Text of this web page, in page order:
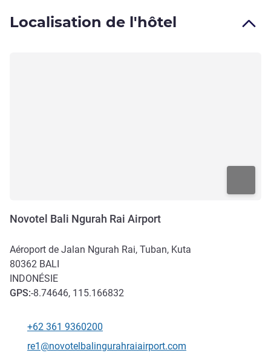
Localisation de l'hôtel
Novotel Bali Ngurah Rai Airport
Aéroport de Jalan Ngurah Rai, Tuban, Kuta
80362 BALI
INDONÉSIE
GPS:-8.74646, 115.166832
Téléphone
+62 361 9360200
Email de contact
re1@novotelbalingurahraiairport.com